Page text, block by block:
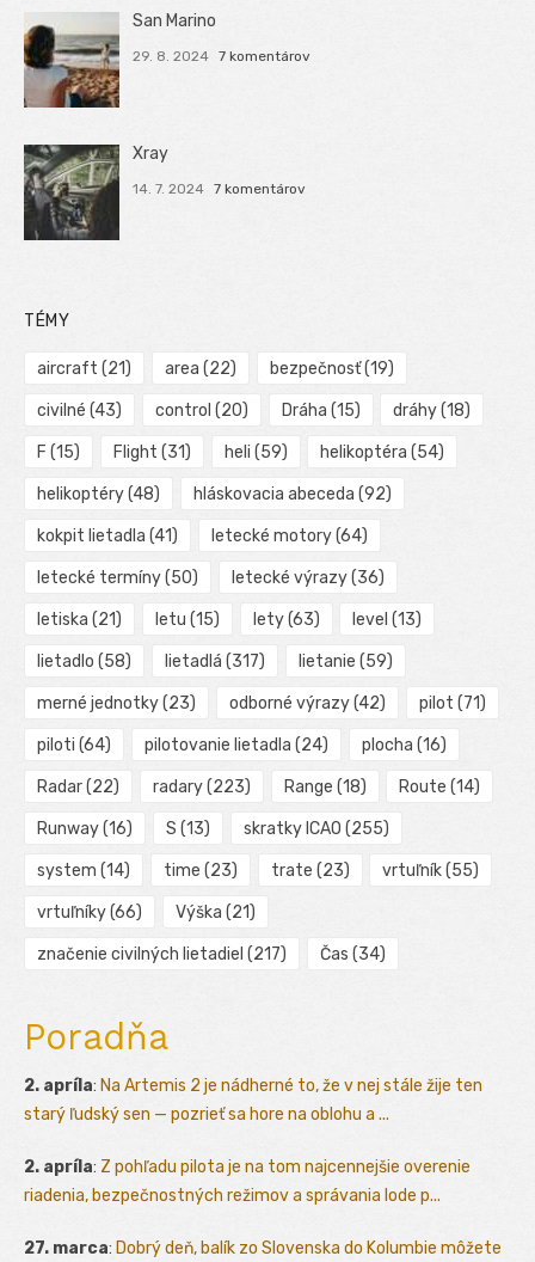
San Marino
29. 8. 2024 7 komentárov
Xray
14. 7. 2024 7 komentárov
TÉMY
aircraft (21) area (22) bezpečnosť(19)
civilné (43) control (20) Dráha (15) dráhy(18)
F (15) Flight (31) heli (59) helikoptéra (54)
helikoptéry(48) hláskovacia abeceda (92)
kokpit lietadla (41) letecké motory(64)
letecké termíny(50) letecké výrazy(36)
letiska (21) letu (15) lety(63) level (13)
lietadlo (58) lietadlá (317) lietanie (59)
merné jednotky(23) odborné výrazy(42) pilot (71)
piloti (64) pilotovanie lietadla (24) plocha (16)
Radar(22) radary(223) Range (18) Route (14)
Runway(16) S (13) skratky ICAO (255)
system (14) time (23) trate (23) vrtuľník(55)
vrtuľníky(66) Výška (21)
značenie civilných lietadiel (217) Čas (34)
Poradňa
2. apríla: Na Artemis 2 je nádherné to, že v nej stále žije ten
starý ľudský sen — pozrieť sa hore na oblohu a ...
2. apríla: Z pohľadu pilota je na tom najcennejšie overenie
riadenia, bezpečnostných režimov a správania lode p...
27. marca: Dobrý deň, balík zo Slovenska do Kolumbie môžete